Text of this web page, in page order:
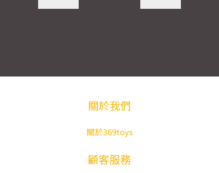
關於我們
關於369toys
顧客服務